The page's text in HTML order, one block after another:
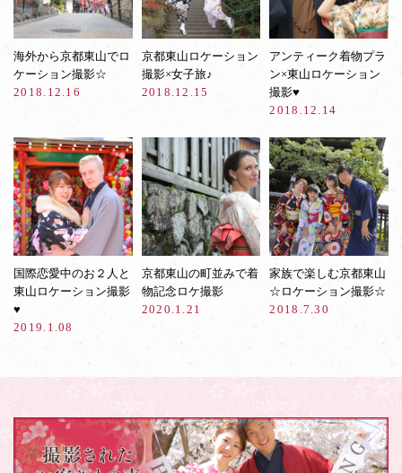
海外から京都東山でロ
ケーション撮影☆
2018.12.16
京都東山ロケーション
撮影×女子旅♪
2018.12.15
アンティーク着物プラ
ン×東山ロケーション
撮影♥︎
2018.12.14
国際恋愛中のお２人と
東山ロケーション撮影
♥︎
2019.1.08
京都東山の町並みで着
物記念ロケ撮影
2020.1.21
家族で楽しむ京都東山
☆ロケーション撮影☆
2018.7.30